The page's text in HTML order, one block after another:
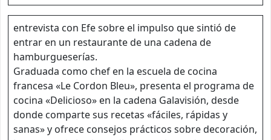
entrevista con Efe sobre el impulso que sintió de
entrar en un restaurante de una cadena de
hamburgueserías.
Graduada como chef en la escuela de cocina
francesa «Le Cordon Bleu», presenta el programa de
cocina «Delicioso» en la cadena Galavisión, desde
donde comparte sus recetas «fáciles, rápidas y
sanas» y ofrece consejos prácticos sobre decoración,